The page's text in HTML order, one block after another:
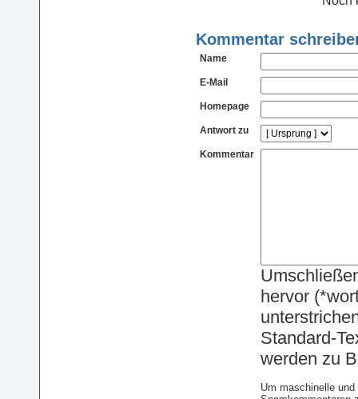
Kommentar
Name
E-Mail
Homepage
Antwort zu
Kommentar
hervor
Standard-
werden zu
Um maschinelle